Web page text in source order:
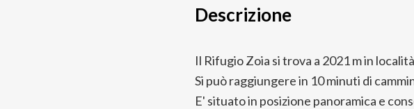
Descrizione
Il Rifugio Zoia si trova a 2021 m in
Si può raggiungere in 10 minuti di
E' situato in posizione panoramica e